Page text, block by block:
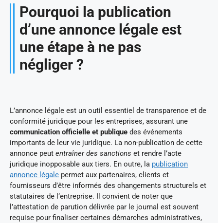
Pourquoi la publication
d’une annonce légale est
une étape à ne pas
négliger ?
L’annonce légale est un outil essentiel de transparence et de
conformité juridique pour les entreprises, assurant une
communication officielle et publique des événements
importants de leur vie juridique. La non-publication de cette
annonce peut entraîner des sanctions et rendre l’acte
juridique inopposable aux tiers. En outre, la publication
annonce légale permet aux partenaires, clients et
fournisseurs d’être informés des changements structurels et
statutaires de l’entreprise. Il convient de noter que
l’attestation de parution délivrée par le journal est souvent
requise pour finaliser certaines démarches administratives,